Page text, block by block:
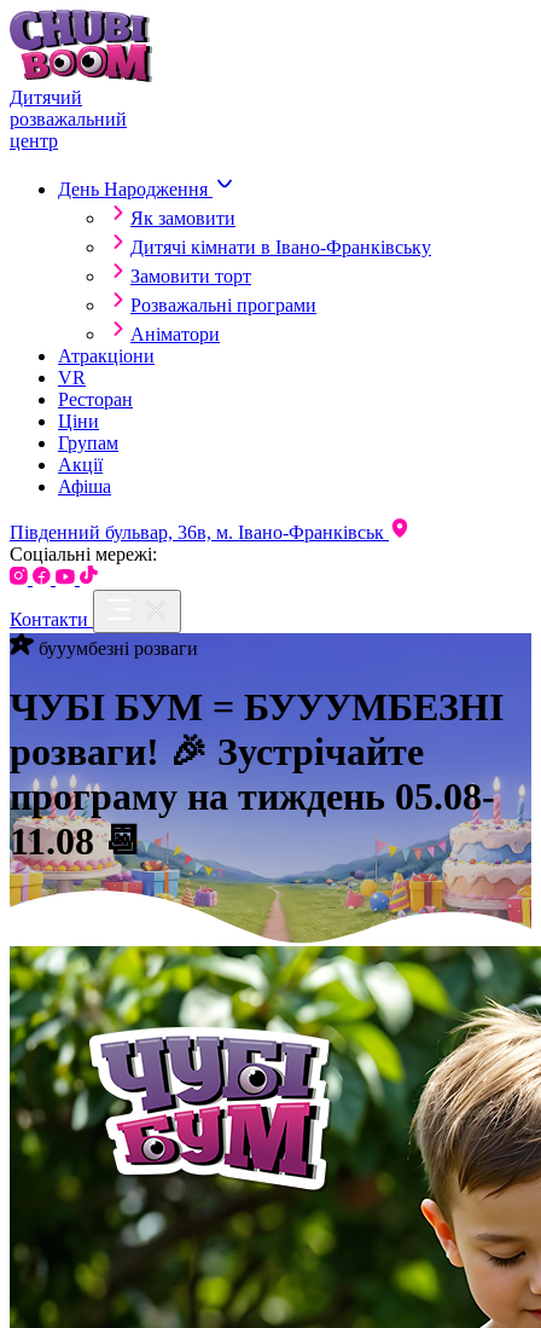
Skip to content
Дитячий
розважальний
центр
День Народження
Як замовити
Дитячі кімнати в Івано-Франківську
Замовити торт
Розважальні програми
Аніматори
Атракціони
VR
Ресторан
Ціни
Групам
Акції
Афіша
Південний бульвар, 36в, м. Івано-Франківськ
Соціальні мережі:
Контакти
бууумбезні розваги
ЧУБІ БУМ = БУУУМБЕЗНІ
розваги! 🎉 Зустрічайте
програму на тиждень 05.08-
11.08 📆